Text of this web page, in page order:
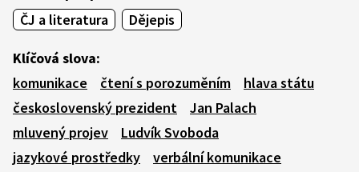
ČJ a literatura
Dějepis
Klíčová slova:
komunikace
čtení s porozuměním
hlava státu
československý prezident
Jan Palach
mluvený projev
Ludvík Svoboda
jazykové prostředky
verbální komunikace